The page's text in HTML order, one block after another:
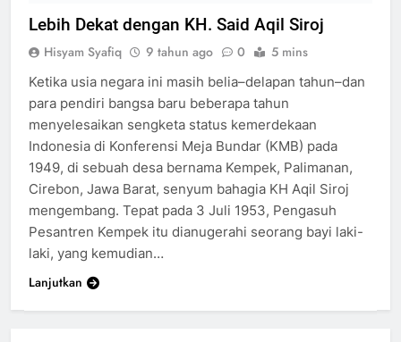
Lebih Dekat dengan KH. Said Aqil Siroj
Hisyam Syafiq 9 tahun ago 0 5 mins
Ketika usia negara ini masih belia–delapan tahun–dan
para pendiri bangsa baru beberapa tahun
menyelesaikan sengketa status kemerdekaan
Indonesia di Konferensi Meja Bundar (KMB) pada
1949, di sebuah desa bernama Kempek, Palimanan,
Cirebon, Jawa Barat, senyum bahagia KH Aqil Siroj
mengembang. Tepat pada 3 Juli 1953, Pengasuh
Pesantren Kempek itu dianugerahi seorang bayi laki-
laki, yang kemudian…
Lanjutkan